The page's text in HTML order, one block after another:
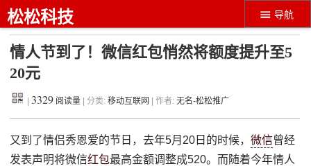
导航
松松科技
情人节到了！微信红包悄然将额度提升至5
20元
3329 阅读量 | 分类:移动互联网 | 作者:无名-松松推广
又到了情侣秀恩爱的节日，去年5月20日的时候，微信曾经
发表声明将微信红包最高金额调整成520。而随着今年情人